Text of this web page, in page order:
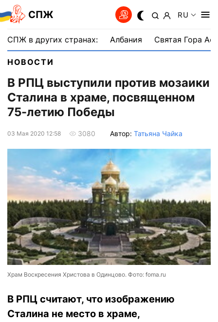
СПЖ RU
СПЖ в других странах: Албания Святая Гора
НОВОСТИ
В РПЦ выступили против мозаики
Сталина в храме, посвященном
75-летию Победы
03 Мая 2020 12:58 3080 Автор: Татьяна Чайка
Храм Воскресения Христова в Одинцово. Фото: foma.ru
В РПЦ считают, что изображению
Сталина не место в храме,